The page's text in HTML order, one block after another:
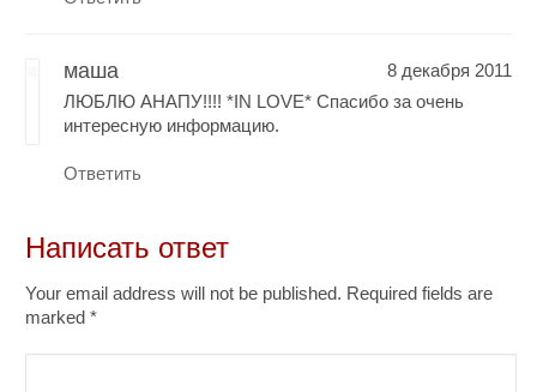
маша
8 декабря 2011
ЛЮБЛЮ АНАПУ!!!! *IN LOVE* Спасибо за очень
интересную информацию.
Ответить
Написать ответ
Your email address will not be published. Required fields are
marked*